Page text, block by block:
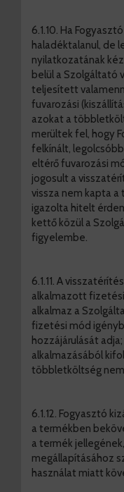
6.1.10. Ha
haladéktalanul, de
nyilatkozatának
belül a Szolgáltató
teljesített
fuvarozási
azokat a
merültek fel, hogy
felkínált,
eltérő fuvarozási
jogosult a
vissza nem kapta a
igazolta hitelt
kettő közül a
figyelembe.
6.1.11. A
alkalmazott
alkalmaz a
fizetési mód
hozzájárulását
alkalmazásából
többletköltség
6.1.12. Fogyasztó
a termékben
a termék
megállapításához
használat miatt